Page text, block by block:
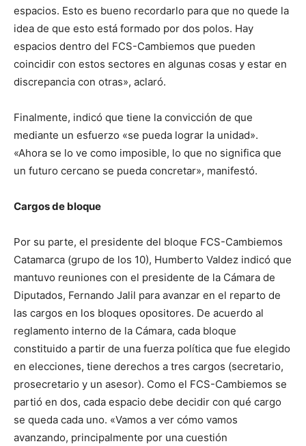
espacios. Esto es bueno recordarlo para que no quede la
idea de que esto está formado por dos polos. Hay
espacios dentro del FCS-Cambiemos que pueden
coincidir con estos sectores en algunas cosas y estar en
discrepancia con otras», aclaró.
Finalmente, indicó que tiene la convicción de que
mediante un esfuerzo «se pueda lograr la unidad».
«Ahora se lo ve como imposible, lo que no significa que
un futuro cercano se pueda concretar», manifestó.
Cargos de bloque
Por su parte, el presidente del bloque FCS-Cambiemos
Catamarca (grupo de los 10), Humberto Valdez indicó que
mantuvo reuniones con el presidente de la Cámara de
Diputados, Fernando Jalil para avanzar en el reparto de
las cargos en los bloques opositores. De acuerdo al
reglamento interno de la Cámara, cada bloque
constituido a partir de una fuerza política que fue elegido
en elecciones, tiene derechos a tres cargos (secretario,
prosecretario y un asesor). Como el FCS-Cambiemos se
partió en dos, cada espacio debe decidir con qué cargo
se queda cada uno. «Vamos a ver cómo vamos
avanzando, principalmente por una cuestión